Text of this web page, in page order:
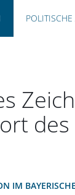
POLITISCHE
IM